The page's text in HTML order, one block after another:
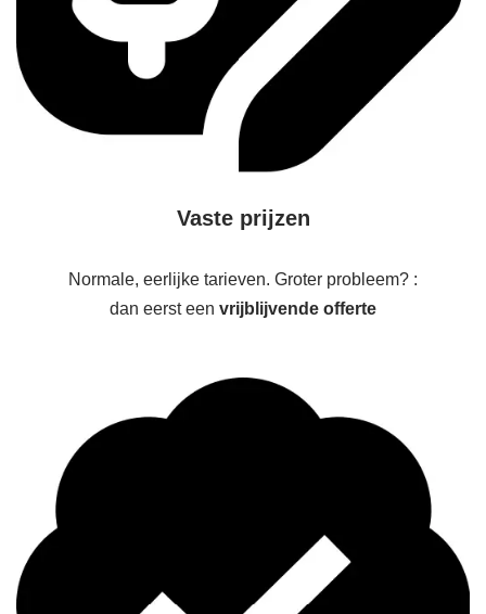
Vaste prijzen
Normale, eerlijke tarieven. Groter probleem? :
dan eerst een vrijblijvende offerte